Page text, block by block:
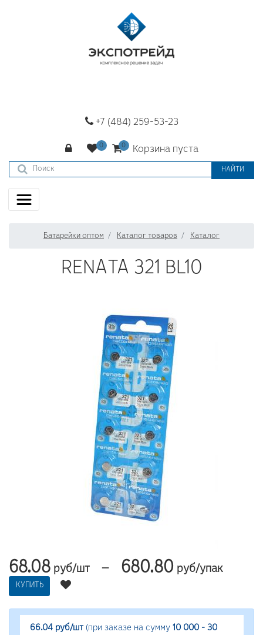
+7 (484) 259-53-23
Корзина пуста
НАЙТИ
Батарейки оптом Каталог товаров Каталог
RENATA 321 BL10
68.08 руб/шт — 680.80 руб/упак
КУПИТЬ
66.04 руб/шт(при заказе на сумму 10 000 - 30